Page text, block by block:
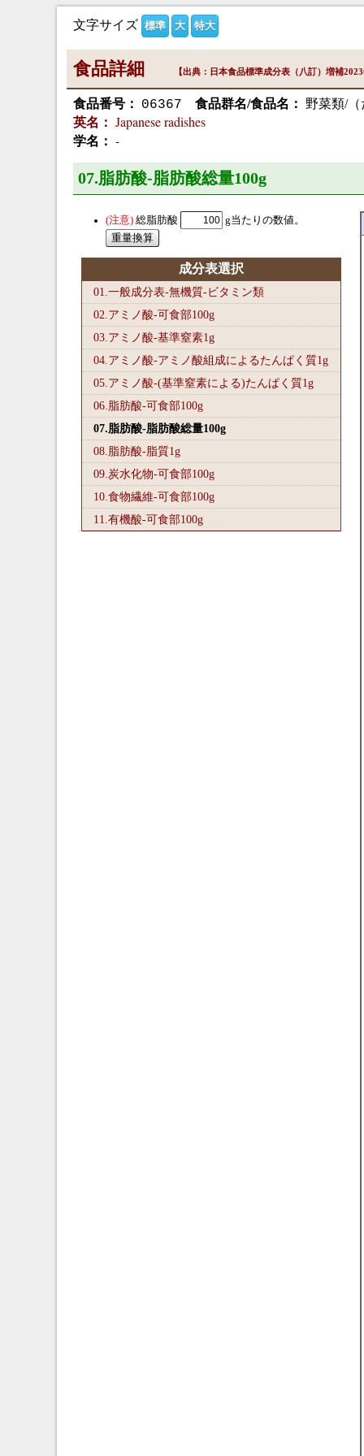
文字サイズ 標準 大 特大
食品詳細 【出典：日本食品標準成分表（八訂）増補
食品番号： 06367 食品群名/食品名：
野菜類/
英名： Japanese radishes
学名： -
07.脂肪酸-脂肪酸総量100g
総脂肪酸 g当たりの数値。
成分表選択
01.一般成分表-無機質-ビタミン類
02.アミノ酸-可食部100g
03.アミノ酸-基準窒素1g
04.アミノ酸-アミノ酸組成によるたんぱく質1g
05.アミノ酸-(基準窒素による)たんぱく質1g
06.脂肪酸-可食部100g
07.脂肪酸-脂肪酸総量100g
08.脂肪酸-脂質1g
09.炭水化物-可食部100g
10.食物繊維-可食部100g
11.有機酸-可食部100g